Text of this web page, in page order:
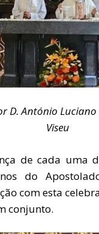
D. António Luciano
Viseu
de cada uma
do
com esta
conjunto.